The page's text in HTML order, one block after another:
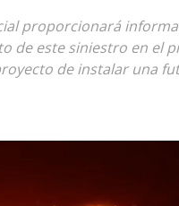
proporcionará
de este siniestro en el
de instalar una